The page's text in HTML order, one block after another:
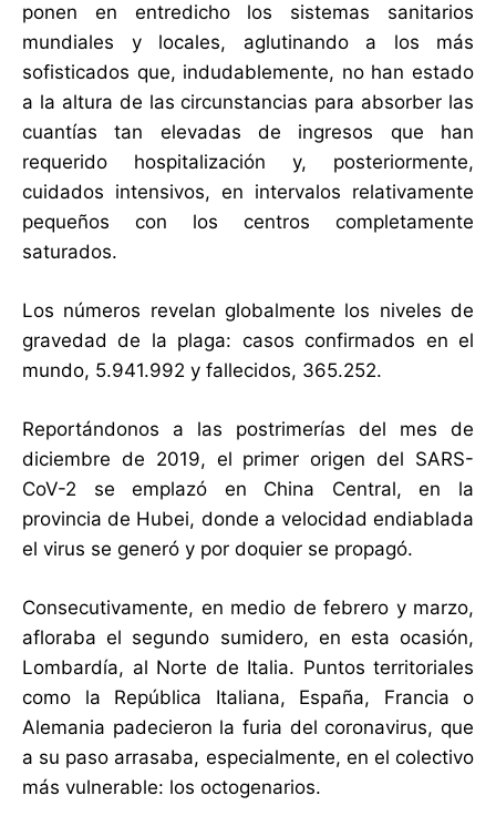
ponen en entredicho los sistemas sanitarios
mundiales y locales, aglutinando a los más
sofisticados que, indudablemente, no han estado
a la altura de las circunstancias para absorber las
cuantías tan elevadas de ingresos que han
requerido hospitalización y, posteriormente,
cuidados intensivos, en intervalos relativamente
pequeños con los centros completamente
saturados.
Los números revelan globalmente los niveles de
gravedad de la plaga: casos confirmados en el
mundo, 5.941.992 y fallecidos, 365.252.
Reportándonos a las postrimerías del mes de
diciembre de 2019, el primer origen del SARS-
CoV-2 se emplazó en China Central, en la
provincia de Hubei, donde a velocidad endiablada
el virus se generó y por doquier se propagó.
Consecutivamente, en medio de febrero y marzo,
afloraba el segundo sumidero, en esta ocasión,
Lombardía, al Norte de Italia. Puntos territoriales
como la República Italiana, España, Francia o
Alemania padecieron la furia del coronavirus, que
a su paso arrasaba, especialmente, en el colectivo
más vulnerable: los octogenarios.